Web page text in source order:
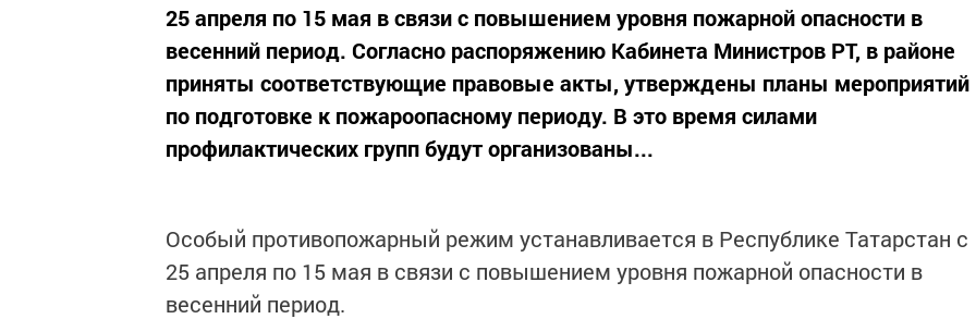
25 апреля по 15 мая в связи с повышением уровня пожарной опасности в
весенний период. Согласно распоряжению Кабинета Министров РТ, в районе
приняты соответствующие правовые акты, утверждены планы мероприятий
по подготовке к пожароопасному периоду. В это время силами
профилактических групп будут организованы...
Особый противопожарный режим устанавливается в Республике Татарстан с
25 апреля по 15 мая в связи с повышением уровня пожарной опасности в
весенний период.